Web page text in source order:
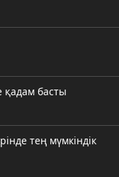
қадам басты
тең мүмкіндік